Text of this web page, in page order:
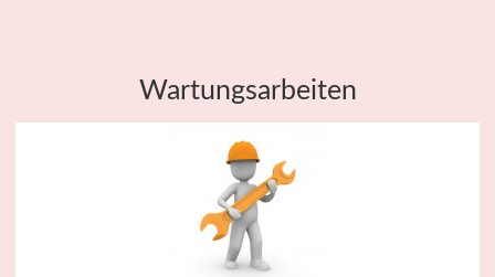
Wartungsarbeiten